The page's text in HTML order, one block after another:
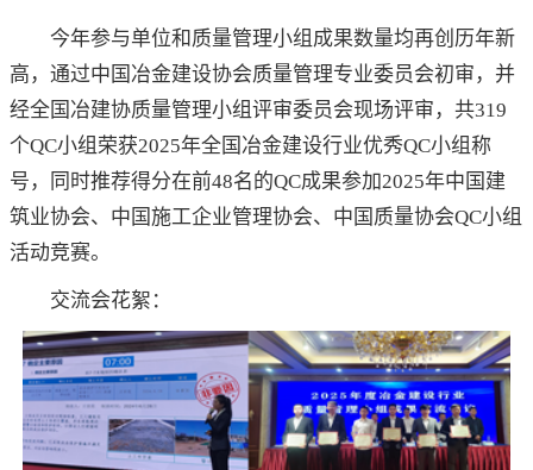
今年参与单位和质量管理小组成果数量均再创历年新
高，通过中国冶金建设协会质量管理专业委员会初审，并
经全国冶建协质量管理小组评审委员会现场评审，共319
个QC小组荣获2025年全国冶金建设行业优秀QC小组称
号，同时推荐得分在前48名的QC成果参加2025年中国建
筑业协会、中国施工企业管理协会、中国质量协会QC小组
活动竞赛。
交流会花絮：